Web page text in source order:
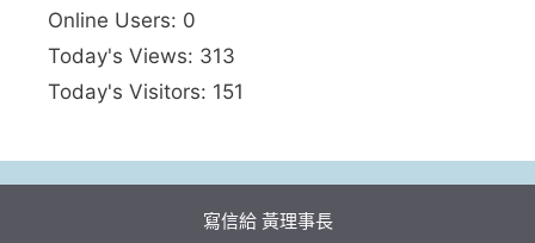
Online Users: 0
Today's Views: 313
Today's Visitors: 151
寫信給 黃理事長